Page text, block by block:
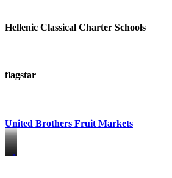
Hellenic Classical Charter Schools
flagstar
United Brothers Fruit Markets
https://www.unitedbrothersfruitmarkets.com/
https://www.unitedbrothersfruitmarkets.com/